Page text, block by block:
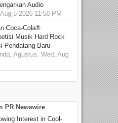
Audio
5 2026 11:58 PM
Coca-Cola®
Musik Hard Rock
Pendatang Baru
Agustus, Wed, Aug
PR Newswire
Interest in Cool-